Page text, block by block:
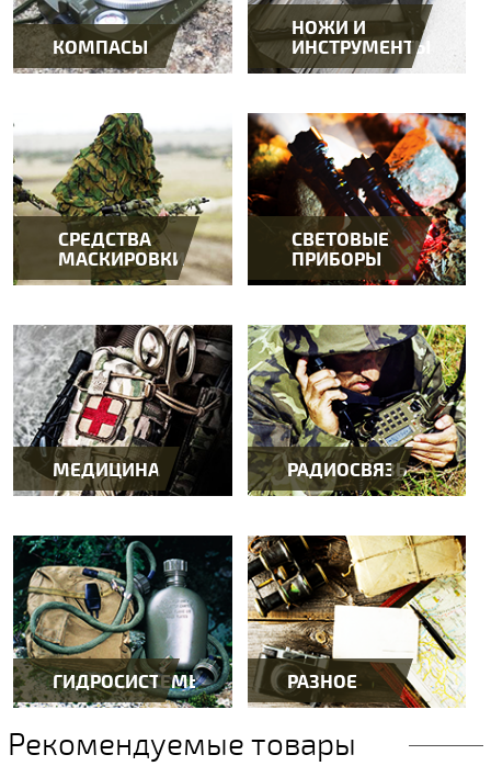
КОМПАСЫ
НОЖИ И
ИНСТРУМЕНТЫ
СРЕДСТВА
МАСКИРОВКИ
СВЕТОВЫЕ
ПРИБОРЫ
МЕДИЦИНА РАДИОСВЯЗЬ
ГИДРОСИСТЕМЫ РАЗНОЕ
Рекомендуемые товары